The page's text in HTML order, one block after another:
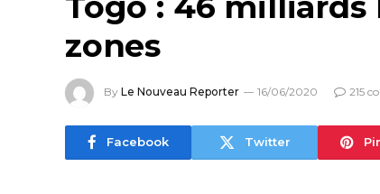
zones
By Le Nouveau Reporter 16/06/2020 215
Facebook Twitter